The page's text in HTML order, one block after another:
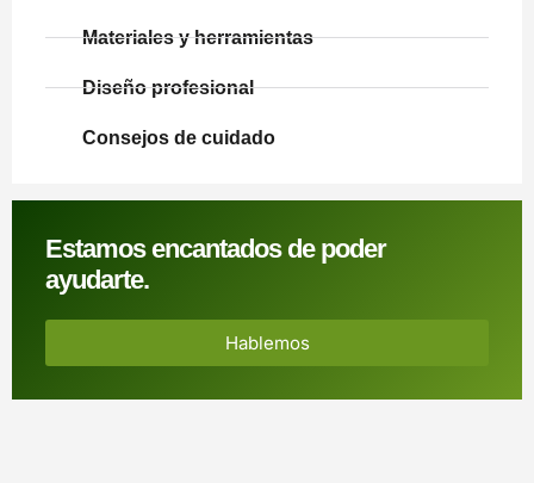
Materiales y herramientas
Diseño profesional
Consejos de cuidado
Estamos encantados de poder
ayudarte.
Hablemos